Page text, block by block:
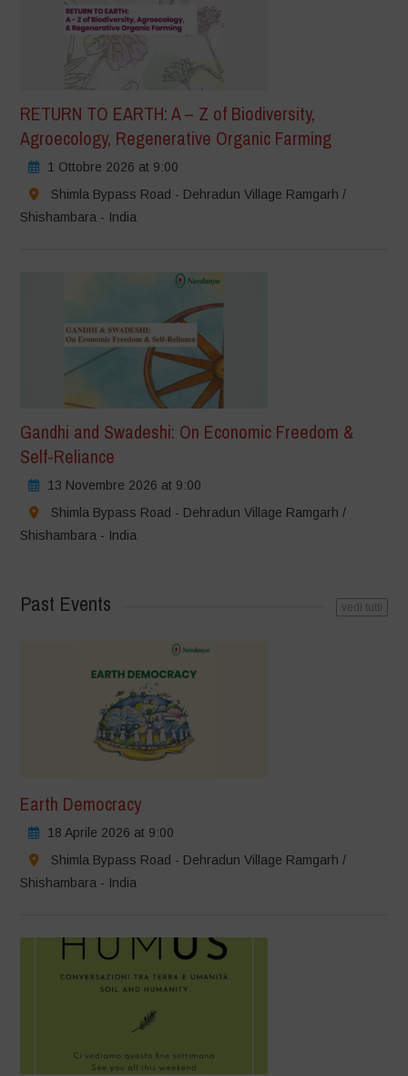
RETURN TO EARTH: A – Z of Biodiversity,
Agroecology, Regenerative Organic Farming
1 Ottobre 2026 at 9:00
Shimla Bypass Road - Dehradun Village Ramgarh /
Shishambara - India
Gandhi and Swadeshi: On Economic Freedom &
Self-Reliance
13 Novembre 2026 at 9:00
Shimla Bypass Road - Dehradun Village Ramgarh /
Shishambara - India
Past Events vedi tutti
Earth Democracy
18 Aprile 2026 at 9:00
Shimla Bypass Road - Dehradun Village Ramgarh /
Shishambara - India